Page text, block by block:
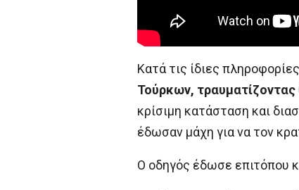
Κατά τις ίδιες
Τούρκων,
κρίσιμη κατάσταση και
έδωσαν μάχη για να τον
Ο οδηγός έδωσε επιτόπου